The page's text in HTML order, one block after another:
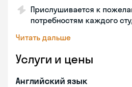
Прислушивается к
потребностям каждого
Читать дальше
Услуги и цены
Английский язык